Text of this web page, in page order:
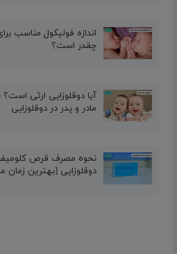
اندازه فولیکول مناسب
چقدر است؟
آیا دوقلوزایی ارثی
مادر و پدر در دوقلوزایی
نحوه مصرف قرص
دوقلوزایی [بهترین